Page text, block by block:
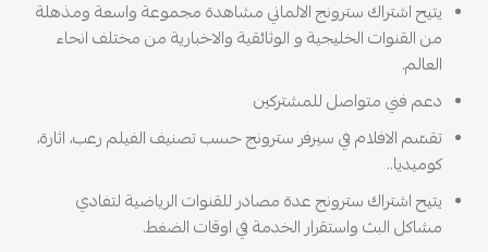
يتيح اشتراك سترونج الالماني مشاهدة مجموعة واسعة ومذهلة
من القنوات الخليجية و الوثائقية والاخبارية من مختلف انحاء
العالم.
دعم فني متواصل للمشتركين
تقسّم الافلام في سيرفر سترونج حسب تصنيف الفيلم رعب، اثارة،
كوميديا..
يتيح اشتراك سترونج عدة مصادر للقنوات الرياضية لتفادي
مشاكل البث واستقرار الخدمة في اوقات الضغط.